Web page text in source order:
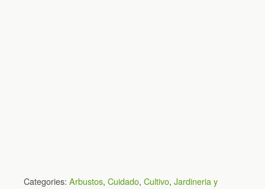
Categories: Arbustos, Cuidado, Cultivo, Jardineria y